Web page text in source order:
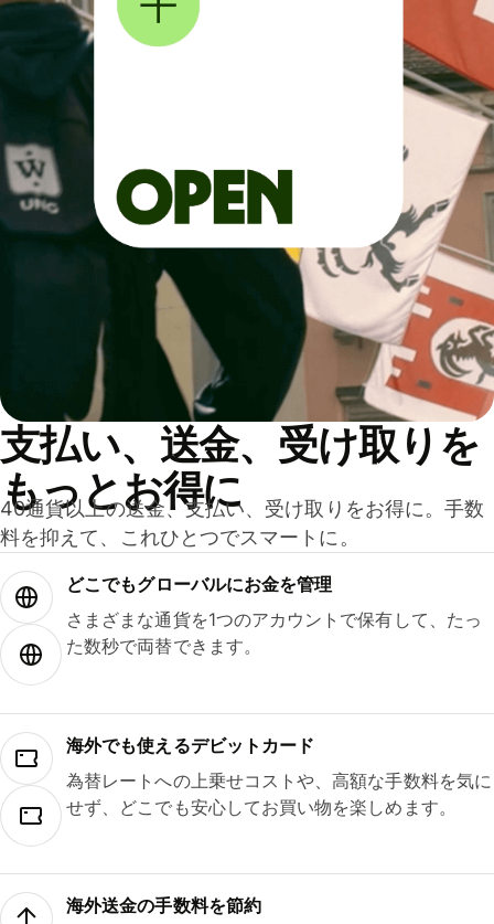
支払い、送金、受け取りを
もっとお得に
40通貨以上の送金、支払い、受け取りをお得に。手数
料を抑えて、これひとつでスマートに。
どこでもグ⁠ロ⁠ー⁠バ⁠ルにお金を管理
さまざまな通貨を1つのアカウントで保有して、たっ
た数秒で両替できます。
海外でも使えるデビットカード
為替レートへの上乗せコストや、高額な手数料を気に
せず、どこでも安心してお買い物を楽しめます。
海外送金の手数料を節約